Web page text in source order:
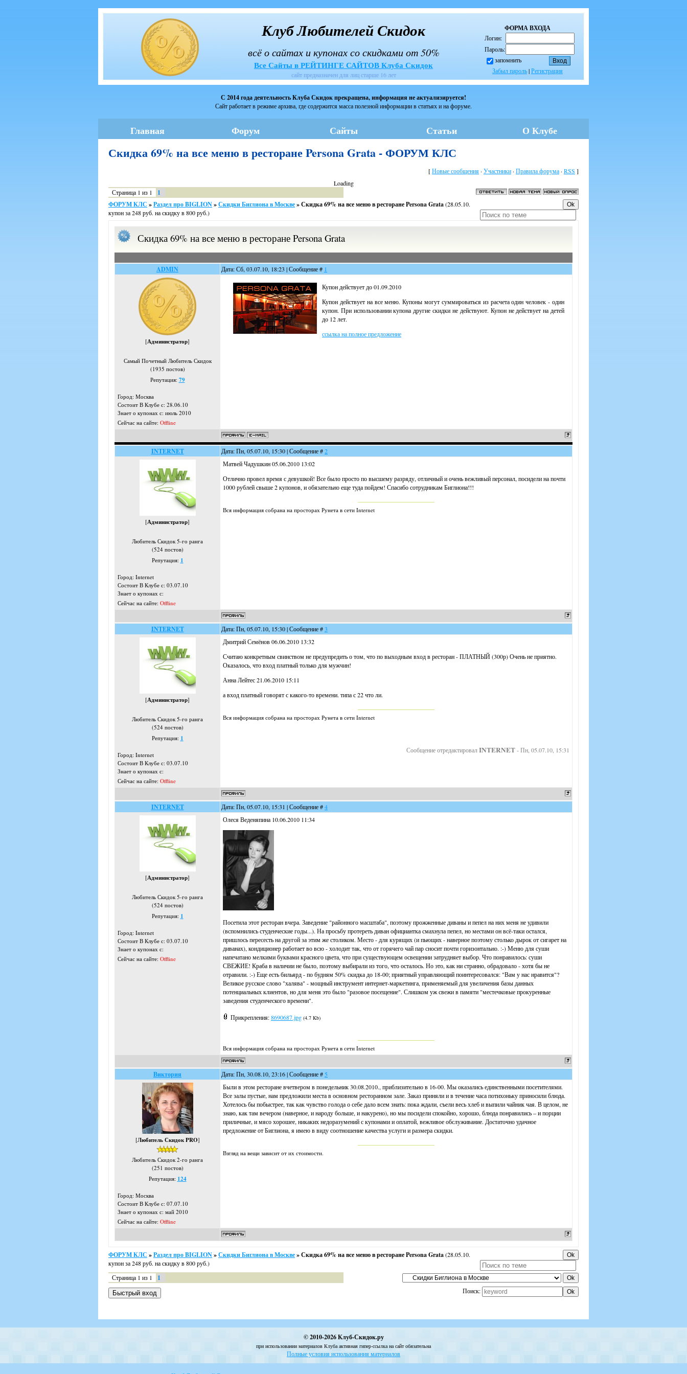
ФОРМА ВХОДА
Логин:
Пароль:
запомнить
Забыл пароль|Регистрация
Клуб Любителей Скидок
всё о сайтах и купонах со скидками от 50%
Все Сайты в РЕЙТИНГЕ САЙТОВ Клуба Скидок
сайт предназначен для лиц старше 16 лет
С 2014 года деятельность Клуба Скидок прекращена, информация не актуализируется!
Сайт работает в режиме архива, где содержится масса полезной информации в статьях и на форуме.
Главная Форум Сайты Статьи О Клубе
Скидка 69% на все меню в ресторане Persona Grata - ФОРУМ КЛС
[Новые сообщения · Участники · Правила форума · RSS ]
Loading
Страница 1 из 1
1
ФОРУМ КЛС »Раздел про BIGLION»Скидки Биглиона в Москве»Скидка 69% на все меню в ресторане Persona Grata(28.05.10.
купон за 248 руб. на скидку в 800 руб.)
Скидка 69% на все меню в ресторане Persona Grata
ADMIN Дата: Сб, 03.07.10, 18:23 | Сообщение # 1
[Администратор]
Самый Почетный Любитель Скидок
(1935 постов)
Репутация: 79
Город: Москва
Состоит В Клубе с: 28.06.10
Знает о купонах с: июль 2010
Сейчас на сайте: Offline
Купон действует до 01.09.2010
Купон действует на все меню. Купоны могут суммироваться из расчета один человек - один
купон. При использовании купона другие скидки не действуют. Купон не действует на детей
до 12 лет.
ссылка на полное предложение
INTERNET Дата: Пн, 05.07.10, 15:30 | Сообщение #2
[Администратор]
Любитель Скидок 5-го ранга
(524 постов)
Репутация: 1
Город: Internet
Состоит В Клубе с: 03.07.10
Знает о купонах с:
Сейчас на сайте: Offline
Матвей Чадушкин 05.06.2010 13:02
Отлично провел время с девушкой! Все было просто по высшему разряду, отличный и очень вежливый персонал, посидели на почти
1000 рублей свыше 2 купонов, и обязательно еще туда пойдем! Спасибо сотрудникам Биглиона!!!
Вся информация собрана на просторах Рунета в сети Internet
INTERNET Дата: Пн, 05.07.10, 15:30 | Сообщение #3
[Администратор]
Любитель Скидок 5-го ранга
(524 постов)
Репутация: 1
Город: Internet
Состоит В Клубе с: 03.07.10
Знает о купонах с:
Сейчас на сайте: Offline
Дмитрий Семёнов 06.06.2010 13:32
Считаю конкретным свинством не предупредить о том, что по выходным вход в ресторан - ПЛАТНЫЙ (300р) Очень не приятно.
Оказалось, что вход платный только для мужчин!
Анна Лейтес 21.06.2010 15:11
а вход платный говорят с какого-то времени. типа с 22 что ли.
Вся информация собрана на просторах Рунета в сети Internet
Сообщение отредактировалINTERNET-Пн, 05.07.10, 15:31
INTERNET Дата: Пн, 05.07.10, 15:31 | Сообщение #4
[Администратор]
Любитель Скидок 5-го ранга
(524 постов)
Репутация: 1
Город: Internet
Состоит В Клубе с: 03.07.10
Знает о купонах с:
Сейчас на сайте: Offline
Олеся Веденяпина 10.06.2010 11:34
Посетила этот ресторан вчера. Заведение "районного масштаба", поэтому прожженные диваны и пепел на них меня не удивили
(вспомнились студенческие годы...). На просьбу протереть диван официантка смахнула пепел, но местами он всё-таки остался,
пришлось пересесть на другой за этим же столиком. Место - для курящих (и пьющих - наверное поэтому столько дырок от сигарет на
диванах), кондиционер работает во всю - холодит так, что от горячего чай пар сносит почти горизонтально. :-) Меню для суши
напечатано мелкими буквами красного цвета, что при существующем освещении затрудняет выбор. Что понравилось: суши
СВЕЖИЕ! Краба в наличии не было, поэтому выбирали из того, что осталось. Но это, как ни странно, обрадовало - хотя бы не
отравили. :-) Еще есть бильярд - по будням 50% скидка до 18-00; приятный управляющий поинтересовался: "Вам у нас нравится"?
Великое русское слово "халява" - мощный инструмент интернет-маркетинга, применяемый для увеличения базы данных
потенциальных клиентов, но для меня это было "разовое посещение". Слишком уж свежи в памяти "местечковые прокуренные
заведения студенческого времени".
Прикрепления:8690687.jpg (4.7 Kb)
Вся информация собрана на просторах Рунета в сети Internet
Виктория Дата: Пн, 30.08.10, 23:16 | Сообщение # 5
[Любитель Скидок PRO]
Любитель Скидок 2-го ранга
(251 постов)
Репутация: 124
Город: Москва
Состоит В Клубе с: 07.07.10
Знает о купонах с: май 2010
Сейчас на сайте: Offline
Были в этом ресторане вчетвером в понедельник 30.08.2010., приблизительно в 16-00. Мы оказались единственными посетителями.
Все залы пустые, нам предложили места в основном ресторанном зале. Заказ приняли и в течение часа потихоньку приносили блюда.
Хотелось бы побыстрее, так как чувство голода о себе дало всем знать: пока ждали, съели весь хлеб и выпили чайник чая. В целом, не
знаю, как там вечером (наверное, и народу больше, и накурено), но мы посидели спокойно, хорошо, блюда понравились – и порции
приличные, и мясо хорошее, никаких недоразумений с купонами и оплатой, вежливое обслуживание. Достаточно удачное
предложение от Биглиона, я имею в виду соотношение качества услуги и размера скидки.
Взгляд на вещи зависит от их стоимости.
ФОРУМ КЛС »Раздел про BIGLION»Скидки Биглиона в Москве»Скидка 69% на все меню в ресторане Persona Grata(28.05.10.
купон за 248 руб. на скидку в 800 руб.)
Страница 1 из 1 1
Поиск:
© 2010-2026 Клуб-Скидок.ру
при использовании материалов Клуба активная гипер-ссылка на сайт обязательна
Полные условия использования материалов